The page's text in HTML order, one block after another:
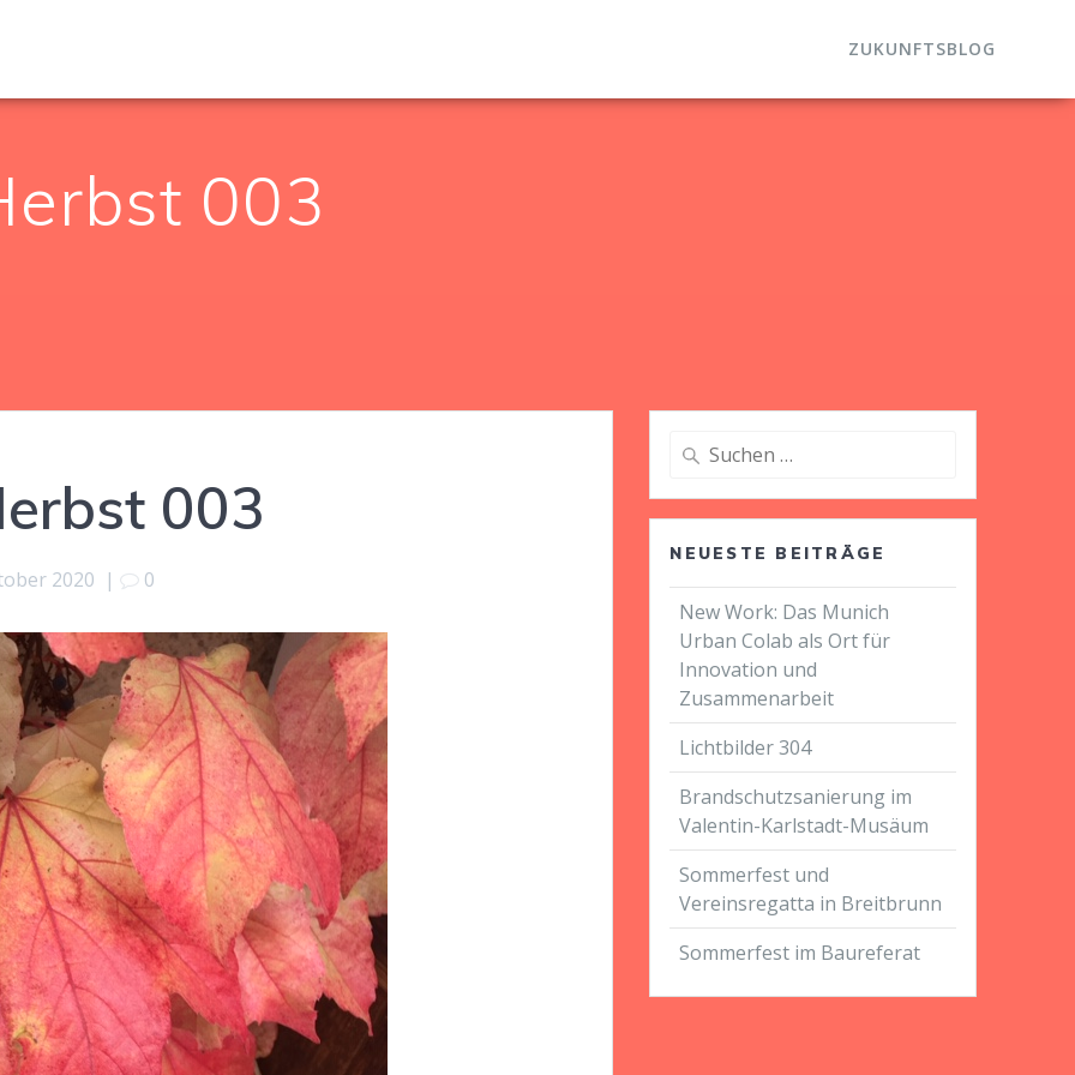
ZUKUNFTSBLOG
003
003
2020 | 0
Suche
nach:
NEUESTE BEITRÄGE
New Work: Das Munich
Urban Colab als Ort für
Innovation und
Zusammenarbeit
Lichtbilder 304
Brandschutzsanierung im
Valentin-Karlstadt-Musäum
Sommerfest und
Vereinsregatta in Breitbrunn
Sommerfest im Baureferat